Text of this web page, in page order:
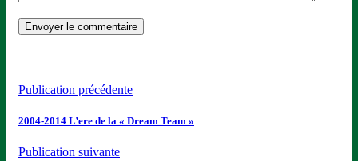
Publication précédente
2004-2014 L’ere de la « Dream Team »
Publication suivante